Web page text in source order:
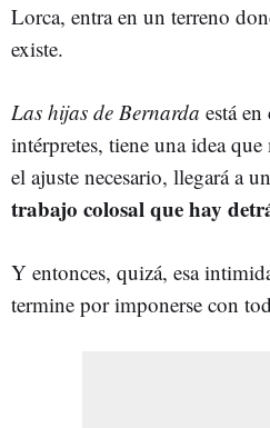
Lorca, entra en un terreno
existe.
Las hijas de Bernarda está
intérpretes, tiene una idea
el ajuste necesario, llegará a
trabajo colosal que hay
Y entonces, quizá, esa
termine por imponerse con